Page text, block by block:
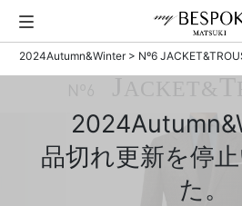
2024Autumn&Winter> Nº6
品切れ更新を停
た。